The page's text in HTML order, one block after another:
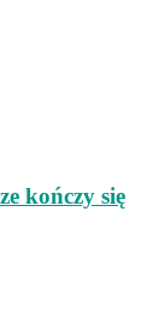
kończy się